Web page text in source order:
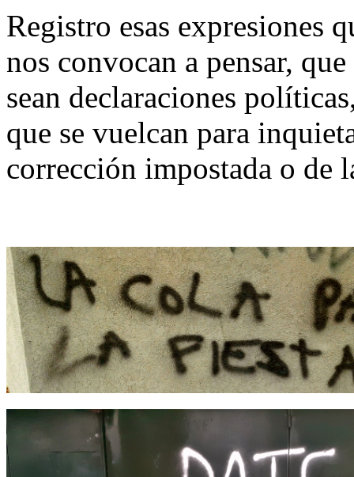
Registro esas expresiones
nos convocan a pensar,
sean declaraciones
que se vuelcan para
corrección impostada o de